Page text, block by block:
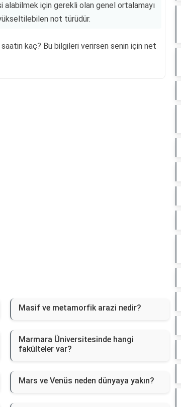
alabilmek için gerekli olan genel ortalamayı
not türüdür.
saatin kaç? Bu bilgileri verirsen senin için net
Masif ve metamorfik arazi nedir?
Marmara Üniversitesinde hangi
fakülteler var?
Mars ve Venüs neden dünyaya yakın?